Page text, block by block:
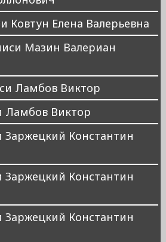
Ковтун Елена Валерьевна
Мазин Валериан
Ламбов Виктор
Ламбов Виктор
Заржецкий Константин
Заржецкий Константин
Заржецкий Константин